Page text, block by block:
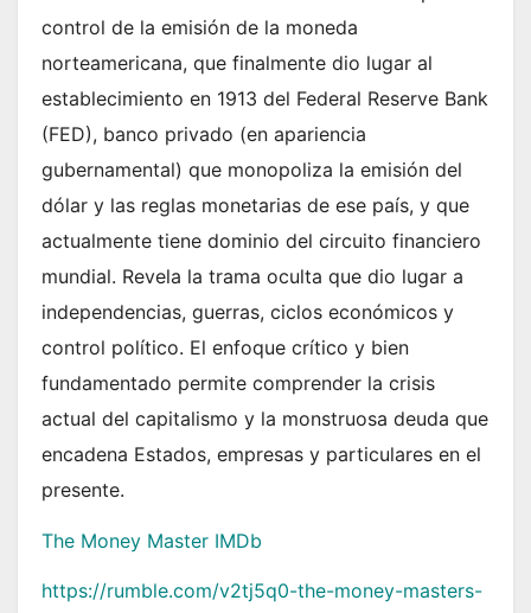
control de la emisión de la moneda
norteamericana, que finalmente dio lugar al
establecimiento en 1913 del Federal Reserve Bank
(FED), banco privado (en apariencia
gubernamental) que monopoliza la emisión del
dólar y las reglas monetarias de ese paí­s, y que
actualmente tiene dominio del circuito financiero
mundial. Revela la trama oculta que dio lugar a
independencias, guerras, ciclos económicos y
control polí­tico. El enfoque crí­tico y bien
fundamentado permite comprender la crisis
actual del capitalismo y la monstruosa deuda que
encadena Estados, empresas y particulares en el
presente.
The Money Master IMDb
https://rumble.com/v2tj5q0-the-money-masters-